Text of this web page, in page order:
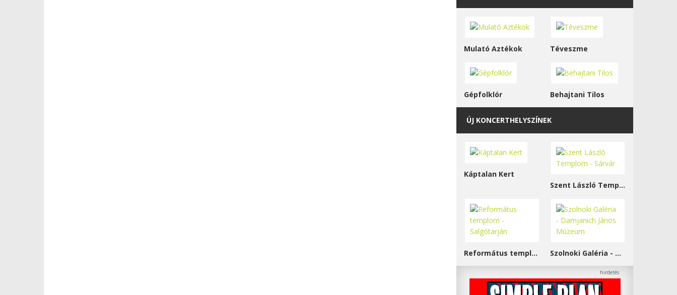
Mulató Aztékok Téveszme
Gépfolklór Behajtani Tilos
ÚJ KONCERTHELYSZÍNEK
Káptalan Kert
Szent László Templom - Sárvár
Református templom - Salgótarján Szolnoki Galéria - Damjanich János Múzeum